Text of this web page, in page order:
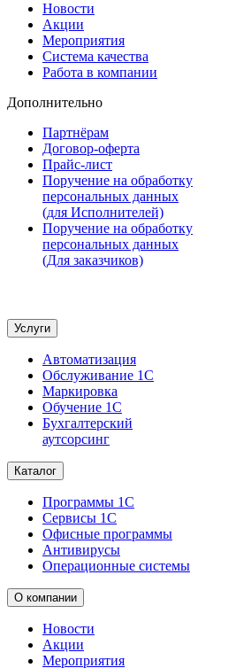
Новости
Акции
Мероприятия
Система качества
Работа в компании
Дополнительно
Партнёрам
Договор-оферта
Прайс-лист
Поручение на обработку
персональных данных
(для Исполнителей)
Поручение на обработку
персональных данных
(Для заказчиков)
Услуги
Автоматизация
Обслуживание 1С
Маркировка
Обучение 1С
Бухгалтерский
аутсорсинг
Каталог
Программы 1С
Сервисы 1С
Офисные программы
Антивирусы
Операционные системы
О компании
Новости
Акции
Мероприятия